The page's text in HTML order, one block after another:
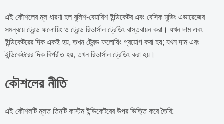
এই কৌশলের মূল ধারণা হল বুলিশ-বেয়ারিশ ইন্ডিকেটর এবং বেসিক মুভিং এভারেজের
সমন্বয়ে ট্রেন্ড ফলোয়িং ও ট্রেন্ড রিভার্সাল ট্রেডিং বাস্তবায়ন করা। যখন দাম এবং
ইন্ডিকেটরের দিক একই হয়, তখন ট্রেন্ড ফলোয়িং প্রয়োগ করা হয়; যখন দাম এবং
ইন্ডিকেটরের দিক বিপরীত হয়, তখন রিভার্সাল ট্রেডিং করা হয়।
কৌশলের নীতি
এই কৌশলটি মূলত তিনটি কাস্টম ইন্ডিকেটরের উপর ভিত্তি করে তৈরি: